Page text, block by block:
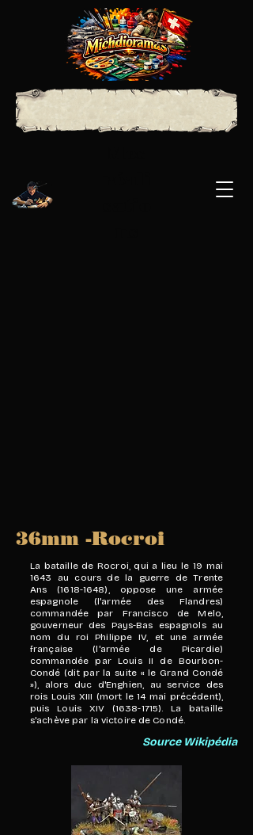
36mm -Rocroi
La bataille de Rocroi, qui a lieu le 19 mai
1643 au cours de la guerre de Trente
Ans
(1618-1648) , oppose une armée
espagnole (l'armée des Flandres)
commandée par Francisco de Melo,
gouverneur des Pays-Bas espagnolsau
nom du roiPhilippe IV, et une armée
française (l'armée de Picardie)
commandée parLouis II de Bourbon-
Condé (dit par la suite « le Grand Condé
»), alors duc d'Enghien, au service des
rois Louis XIII (mort le 14 mai précédent),
puisLouis XIV (1638-1715). La bataille
s'achève par la victoire de Condé.
Source Wikipédia